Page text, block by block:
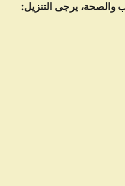
والصحة، يرجى التنزيل: